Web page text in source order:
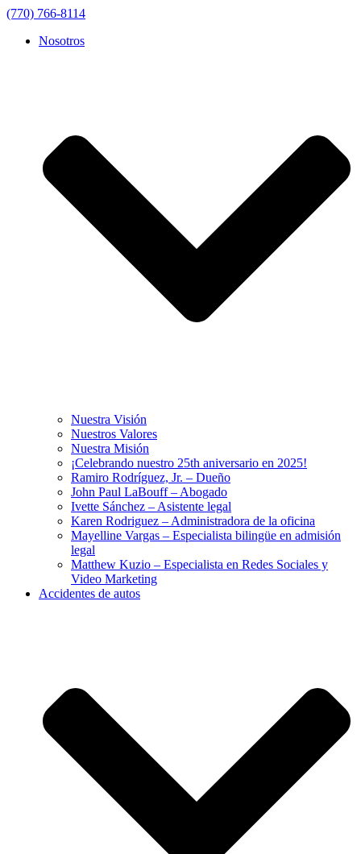
(770) 766-8114
Nosotros
Nuestra Visión
Nuestros Valores
Nuestra Misión
¡Celebrando nuestro 25th aniversario en 2025!
Ramiro Rodríguez, Jr. – Dueño
John Paul LaBouff – Abogado
Ivette Sánchez – Asistente legal
Karen Rodriguez – Administradora de la oficina
Mayelline Vargas – Especialista bilingüe en admisión
legal
Matthew Kuzio – Especialista en Redes Sociales y
Video Marketing
Accidentes de autos